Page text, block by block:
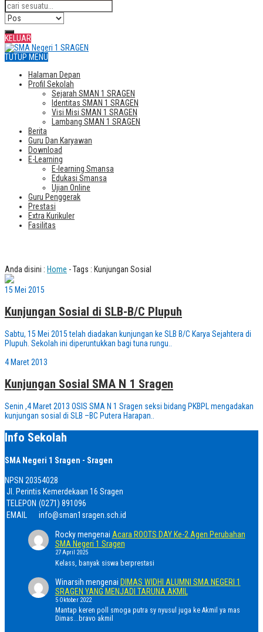
KELUAR
TUTUP MENU
Halaman Depan
Profil Sekolah
Sejarah SMAN 1 SRAGEN
Identitas SMAN 1 SRAGEN
Visi Misi SMAN 1 SRAGEN
Lambang SMAN 1 SRAGEN
Berita
Guru Dan Karyawan
Download
E-Learning
E-learning Smansa
Edukasi Smansa
Ujian Online
Guru Penggerak
Prestasi
Extra Kurikuler
Fasilitas
Anda disini : Home -Tags : Kunjungan Sosial
15 Mei 2015
Kunjungan Sosial di SLB-B/C Plupuh
Sabtu, 15 Mei 2015 telah diadakan kunjungan ke SLB B/C Karya Sejahtera di
Plupuh. Sekolah ini diperuntukkan bagi tuna rungu..
4 Maret 2013
Kunjungan Sosial SMA N 1 Sragen
Senin ,4 Maret 2013 OSIS SMA N 1 Sragen seksi bidang PKBPL mengadakan
kunjungan sosial di SLB –BC Putera Harapan..
Info Sekolah
SMA Negeri 1 Sragen - Sragen
NPSN 20354028
Jl. Perintis Kemerdekaan 16 Sragen
TELEPON (0271) 891096
EMAIL
info@sman1sragen.sch.id
Rockymengenai Acara ROOTS DAY Ke-2 Agen Perubahan
SMA Negeri 1 Sragen
27 April 2025
Kelass, banyak siswa berprestasi
Winarsih mengenai DIMAS WIDHI ALUMNI SMA NEGERI 1
SRAGEN YANG MENJADI TARUNA AKMIL
5 Oktober 2022
Mantap keren poll smoga putra sy nyusul juga ke Akmil ya mas
Dimas...bravo akmil